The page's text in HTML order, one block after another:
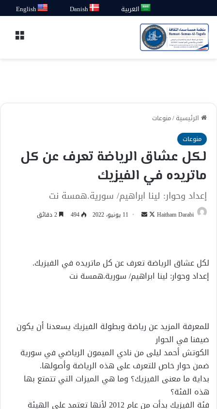
العربية Danish
English
الرئيسية/منوعات
منوعات
لكل عشاق الرياضة تعرف عن كل
ماتريده في الفيزيك
إعداد وحوار: لينا ابراهيم/ سورية.همسة نت
Haitham Darabi
تابعأرسل 11 يونيو، 2022 494
لكل عشاق الرياضة تعرف عن كل ماتريده في الفيزيك.
إعداد وحوار: لينا ابراهيم/ سورية.همسة نت
للمعرفة المزيد عن رياضة وبطولة الفيزيك يسعدنا أن يكون
ضيفنا في الحوار
الكوتش أحمد ليلى من نادي الميمون الرياضي في سورية
ضمن حوار خاص للتعرف على هذه الرياضة وأصولها.
بداية ما معنى الفيزيك؟ وما هي الميزات التي تتمتع بها
هذه الفئة؟
فئة الفيزيك بدأت من عام 2012 لأنها تعتمد على الهيئة